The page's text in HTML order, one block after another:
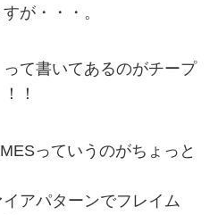
が・・・。
て書いてあるのがチープ
！
っていうのがちょっと
アパターンでフレイム